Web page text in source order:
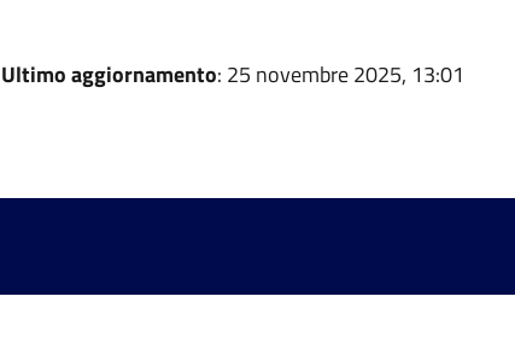
Ultimo aggiornamento: 25 novembre 2025, 13:01